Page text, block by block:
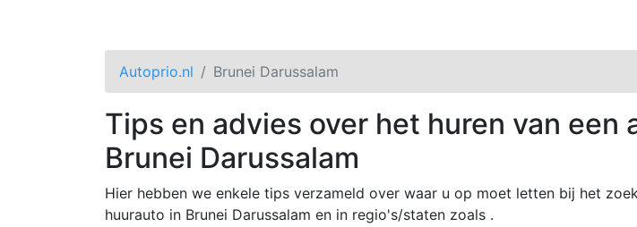
Autoprio.nl Brunei Darussalam
Tips en advies over het huren van een
Brunei Darussalam
Hier hebben we enkele tips verzameld over waar u op moet letten bij het
huurauto in Brunei Darussalam en in regio's/staten zoals .